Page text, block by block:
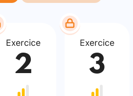
Exercice
2
Exercice
3